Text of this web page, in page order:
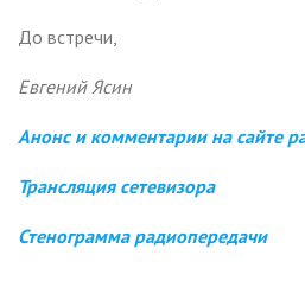
До встречи,
Евгений Ясин
Анонс и комментарии на сайте
Трансляция сетевизора
Стенограмма радиопередачи